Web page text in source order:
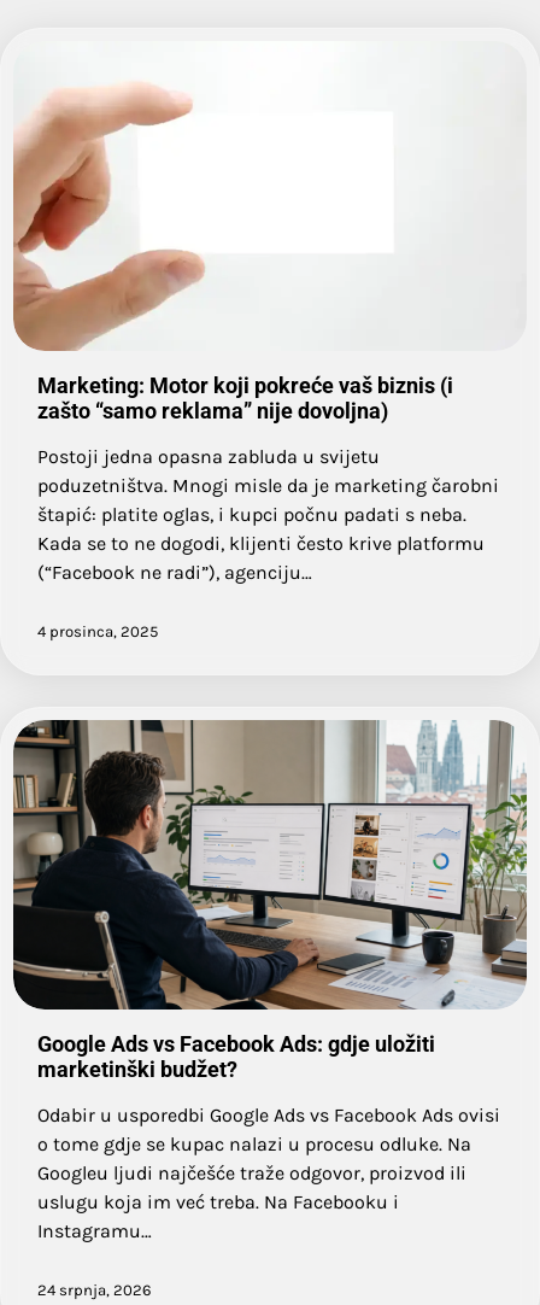
Marketing: Motor koji pokreće vaš biznis (i
zašto “samo reklama” nije dovoljna)
Postoji jedna opasna zabluda u svijetu
poduzetništva. Mnogi misle da je marketing čarobni
štapić: platite oglas, i kupci počnu padati s neba.
Kada se to ne dogodi, klijenti često krive platformu
(“Facebook ne radi”), agenciju…
4 prosinca, 2025
Google Ads vs Facebook Ads: gdje uložiti
marketinški budžet?
Odabir u usporedbi Google Ads vs Facebook Ads ovisi
o tome gdje se kupac nalazi u procesu odluke. Na
Googleu ljudi najčešće traže odgovor, proizvod ili
uslugu koja im već treba. Na Facebooku i
Instagramu…
24 srpnja, 2026